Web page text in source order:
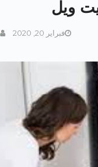
ويل
فبراير 20, 2020